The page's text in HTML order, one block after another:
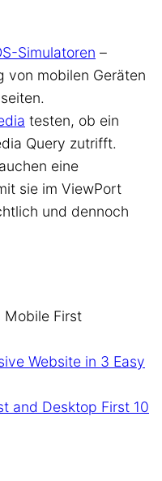
Simulatoren –
von mobilen Geräten
testen, ob ein
Query zutrifft.
eine
sie im ViewPort
und dennoch
Mobile First
Website in 3 Easy
and Desktop First 10